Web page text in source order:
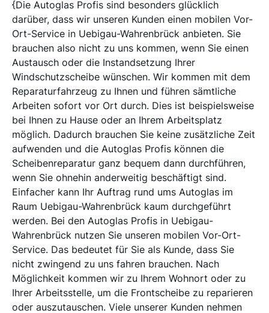
{Die Autoglas Profis sind besonders glücklich
darüber, dass wir unseren Kunden einen mobilen Vor-
Ort-Service in Uebigau-Wahrenbrück anbieten. Sie
brauchen also nicht zu uns kommen, wenn Sie einen
Austausch oder die Instandsetzung Ihrer
Windschutzscheibe wünschen. Wir kommen mit dem
Reparaturfahrzeug zu Ihnen und führen sämtliche
Arbeiten sofort vor Ort durch. Dies ist beispielsweise
bei Ihnen zu Hause oder an Ihrem Arbeitsplatz
möglich. Dadurch brauchen Sie keine zusätzliche Zeit
aufwenden und die Autoglas Profis können die
Scheibenreparatur ganz bequem dann durchführen,
wenn Sie ohnehin anderweitig beschäftigt sind.
Einfacher kann Ihr Auftrag rund ums Autoglas im
Raum Uebigau-Wahrenbrück kaum durchgeführt
werden. Bei den Autoglas Profis in Uebigau-
Wahrenbrück nutzen Sie unseren mobilen Vor-Ort-
Service. Das bedeutet für Sie als Kunde, dass Sie
nicht zwingend zu uns fahren brauchen. Nach
Möglichkeit kommen wir zu Ihrem Wohnort oder zu
Ihrer Arbeitsstelle, um die Frontscheibe zu reparieren
oder auszutauschen. Viele unserer Kunden nehmen